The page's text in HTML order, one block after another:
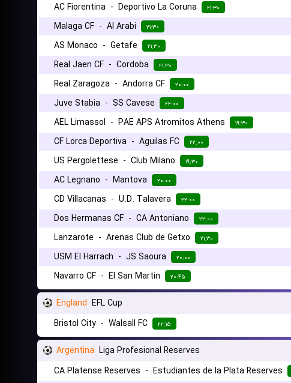
AC Fiorentina - Deportivo La Coruna ۲۱:۳۰
Malaga CF - Al Arabi ۲۱:۳۰
AS Monaco - Getafe ۲۱:۳۰
Real Jaen CF - Cordoba ۲۱:۳۰
Real Zaragoza - Andorra CF ۲۰:۰۰
Juve Stabia - SS Cavese ۲۲:۰۰
AEL Limassol - PAE APS Atromitos Athens ۱۹:۳۰
CF Lorca Deportiva - Aguilas FC ۲۲:۰۰
US Pergolettese - Club Milano ۱۹:۳۰
AC Legnano - Mantova ۲۰:۰۰
CD Villacanas - U.D. Talavera ۲۲:۰۰
Dos Hermanas CF - CA Antoniano ۲۲:۰۰
Lanzarote - Arenas Club de Getxo ۲۱:۳۰
USM El Harrach - JS Saoura ۲۰:۰۰
Navarro CF - El San Martin ۲۰:۴۵
England EFL Cup
Bristol City - Walsall FC ۲۲:۱۵
Argentina Liga Profesional Reserves
CA Platense Reserves - Estudiantes de la Plata Reserves